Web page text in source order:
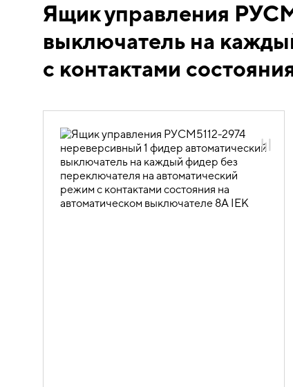
50.10 Ящики управления
электродвигателями РУСМ5000
Ящик управления
выключатель на
с контактами